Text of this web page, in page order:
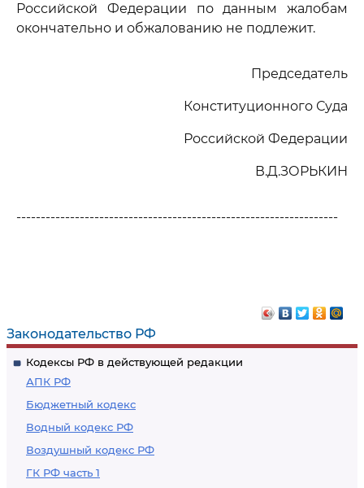
Законодательство РФ
Кодексы РФ в действующей редакции
АПК РФ
Бюджетный кодекс
Водный кодекс РФ
Воздушный кодекс РФ
ГК РФ часть 1
Российской Федерации по данным жалобам
окончательно и обжалованию не подлежит.
Председатель
Конституционного Суда
Российской Федерации
В.Д.ЗОРЬКИН
------------------------------------------------------------------